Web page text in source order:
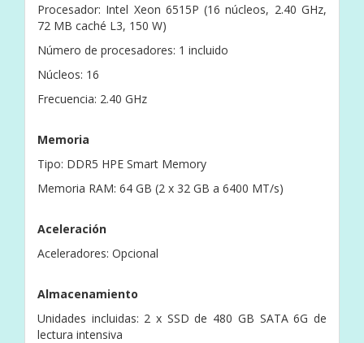
Procesador: Intel Xeon 6515P (16 núcleos, 2.40 GHz,
72 MB caché L3, 150 W)
Número de procesadores: 1 incluido
Núcleos: 16
Frecuencia: 2.40 GHz
Memoria
Tipo: DDR5 HPE Smart Memory
Memoria RAM: 64 GB (2 x 32 GB a 6400 MT/s)
Aceleración
Aceleradores: Opcional
Almacenamiento
Unidades incluidas: 2 x SSD de 480 GB SATA 6G de
lectura intensiva